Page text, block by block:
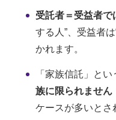
受託者＝受益者で
する人”、受益者
かれます。
「家族信託」とい
族に限られません
ケースが多いとさ